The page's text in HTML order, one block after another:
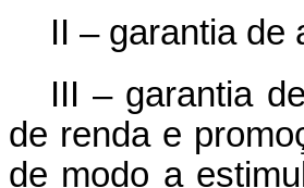
II – garantia de
III – garantia
de renda e
de modo a